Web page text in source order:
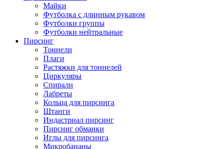
Майки
Футболка с длинным рукавом
Футболки группы
Футболки нейтральные
Пирсинг
Тоннели
Плаги
Растяжки для тоннелей
Циркуляры
Спирали
Лабреты
Кольца для пирсинга
Штанги
Индастриал пирсинг
Пирсинг обманки
Иглы для пирсинга
Микробананы